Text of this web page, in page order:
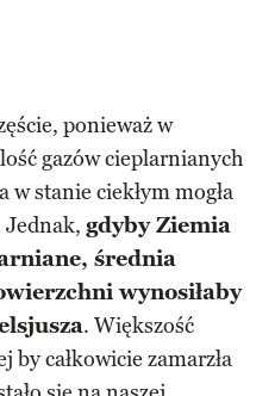
ponieważ w
gazów cieplarnianych
w stanie ciekłym mogła
Jednak, gdyby Ziemia
średnia
wynosiłaby
. Większość
by całkowicie zamarzła